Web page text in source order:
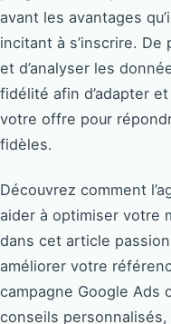
avant les avantages
incitant à s’inscrire.
et d’analyser les
fidélité afin d’adapter
votre offre pour
fidèles.
Découvrez comment
aider à optimiser votre
dans cet article
améliorer votre
campagne Google Ads
conseils personnalisés,